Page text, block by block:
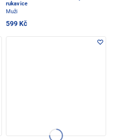
rukavice
Muži
599 Kč